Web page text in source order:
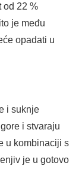
od 22 %
je među
opadati u
i suknje
i stvaraju
u kombinaciji s
je u gotovo